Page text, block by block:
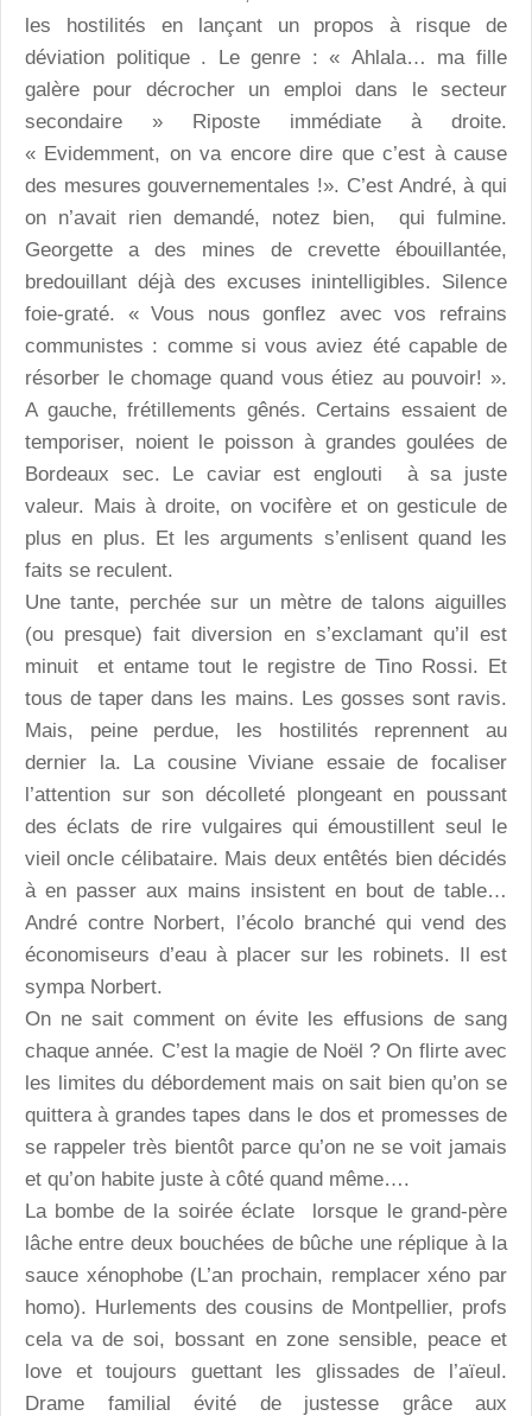
les hostilités en lançant un propos à risque de
déviation politique . Le genre : « Ahlala… ma fille
galère pour décrocher un emploi dans le secteur
secondaire » Riposte immédiate à droite.
« Evidemment, on va encore dire que c’est à cause
des mesures gouvernementales !». C’est André, à qui
on n’avait rien demandé, notez bien, qui fulmine.
Georgette a des mines de crevette ébouillantée,
bredouillant déjà des excuses inintelligibles. Silence
foie-graté. « Vous nous gonflez avec vos refrains
communistes : comme si vous aviez été capable de
résorber le chomage quand vous étiez au pouvoir! ».
A gauche, frétillements gênés. Certains essaient de
temporiser, noient le poisson à grandes goulées de
Bordeaux sec. Le caviar est englouti à sa juste
valeur. Mais à droite, on vocifère et on gesticule de
plus en plus. Et les arguments s’enlisent quand les
faits se reculent.
Une tante, perchée sur un mètre de talons aiguilles
(ou presque) fait diversion en s’exclamant qu’il est
minuit et entame tout le registre de Tino Rossi. Et
tous de taper dans les mains. Les gosses sont ravis.
Mais, peine perdue, les hostilités reprennent au
dernier la. La cousine Viviane essaie de focaliser
l’attention sur son décolleté plongeant en poussant
des éclats de rire vulgaires qui émoustillent seul le
vieil oncle célibataire. Mais deux entêtés bien décidés
à en passer aux mains insistent en bout de table…
André contre Norbert, l’écolo branché qui vend des
économiseurs d’eau à placer sur les robinets. Il est
sympa Norbert.
On ne sait comment on évite les effusions de sang
chaque année. C’est la magie de Noël ? On flirte avec
les limites du débordement mais on sait bien qu’on se
quittera à grandes tapes dans le dos et promesses de
se rappeler très bientôt parce qu’on ne se voit jamais
et qu’on habite juste à côté quand même….
La bombe de la soirée éclate lorsque le grand-père
lâche entre deux bouchées de bûche une réplique à la
sauce xénophobe (L’an prochain, remplacer xéno par
homo). Hurlements des cousins de Montpellier, profs
cela va de soi, bossant en zone sensible, peace et
love et toujours guettant les glissades de l’aïeul.
Drame familial évité de justesse grâce aux